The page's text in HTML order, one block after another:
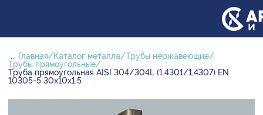
... Главная Каталог металла
Трубы нержавеющие
Трубы прямоугольные
Труба прямоугольная AISI 304/304L (1.4301/1.4307) EN
10305-5 30х10х1,5